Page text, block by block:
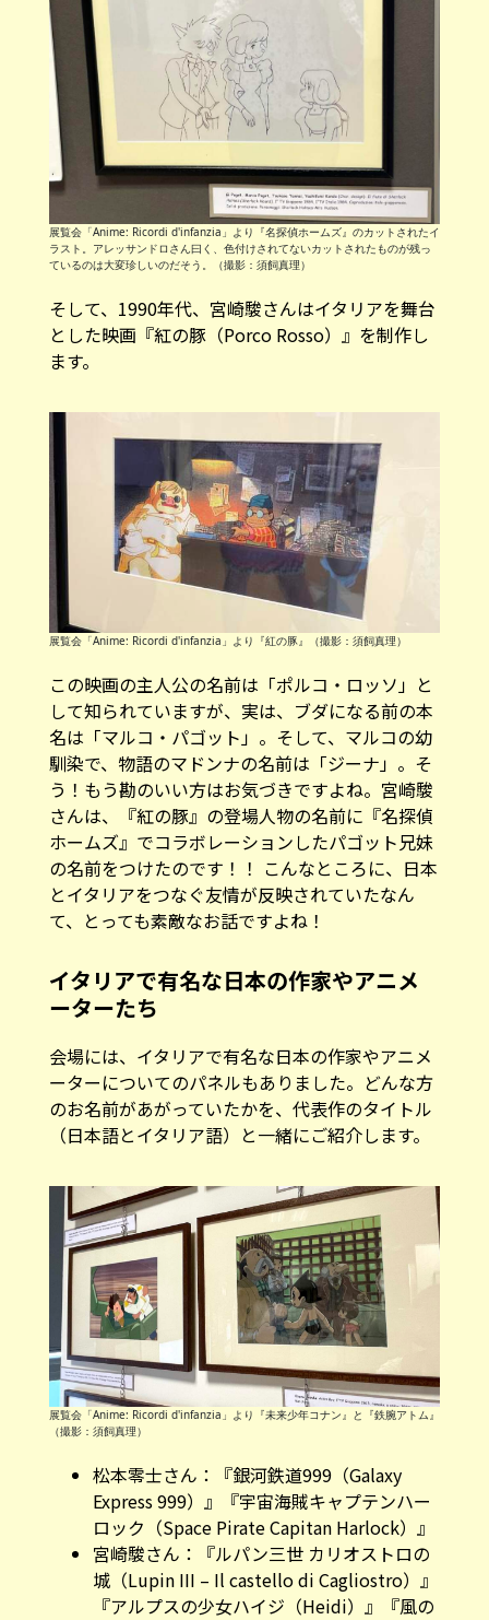
展覧会「Anime: Ricordi d'infanzia」より『名探偵ホームズ』のカットされたイ
ラスト。アレッサンドロさん曰く、色付けされてないカットされたものが残っ
ているのは大変珍しいのだそう。（撮影：須飼真理）
そして、1990年代、宮崎駿さんはイタリアを舞台
とした映画『紅の豚（Porco Rosso）』を制作し
ます。
展覧会「Anime: Ricordi d'infanzia」より『紅の豚』（撮影：須飼真理）
この映画の主人公の名前は「ポルコ・ロッソ」と
して知られていますが、実は、ブダになる前の本
名は「マルコ・パゴット」。そして、マルコの幼
馴染で、物語のマドンナの名前は「ジーナ」。そ
う！もう勘のいい方はお気づきですよね。宮崎駿
さんは、『紅の豚』の登場人物の名前に『名探偵
ホームズ』でコラボレーションしたパゴット兄妹
の名前をつけたのです！！ こんなところに、日本
とイタリアをつなぐ友情が反映されていたなん
て、とっても素敵なお話ですよね！
イタリアで有名な日本の作家やアニメ
ーターたち
会場には、イタリアで有名な日本の作家やアニメ
ーターについてのパネルもありました。どんな方
のお名前があがっていたかを、代表作のタイトル
（日本語とイタリア語）と一緒にご紹介します。
展覧会「Anime: Ricordi d'infanzia」より『未来少年コナン』と『鉄腕アトム』
（撮影：須飼真理）
松本零士さん：『銀河鉄道999（Galaxy
Express 999）』『宇宙海賊キャプテンハー
ロック（Space Pirate Capitan Harlock）』
宮崎駿さん：『ルパン三世 カリオストロの
城（Lupin III – Il castello di Cagliostro）』
『アルプスの少女ハイジ（Heidi）』『風の